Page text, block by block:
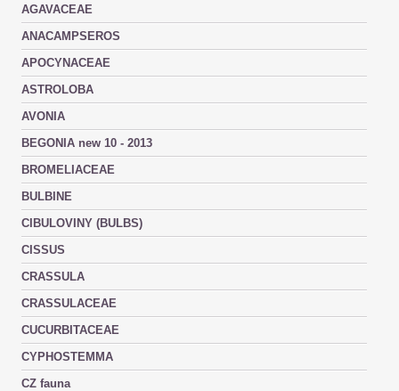
AGAVACEAE
ANACAMPSEROS
APOCYNACEAE
ASTROLOBA
AVONIA
BEGONIA new 10 - 2013
BROMELIACEAE
BULBINE
CIBULOVINY (BULBS)
CISSUS
CRASSULA
CRASSULACEAE
CUCURBITACEAE
CYPHOSTEMMA
CZ fauna